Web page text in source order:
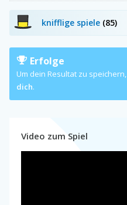
knifflige spiele (85)
Erfolge
Um dein Resultat zu speichern,
dich.
Video zum Spiel